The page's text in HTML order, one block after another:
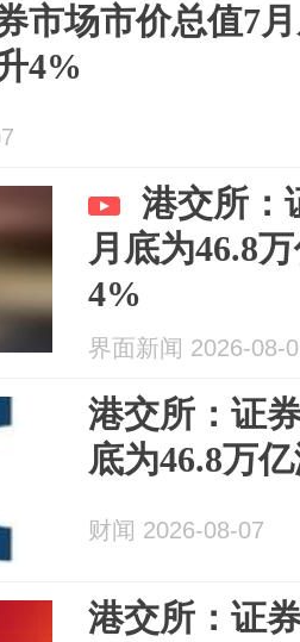
市场市价总值7
4%
港交所：
月底为46.8
4%
界面新闻 2026-08-
港交所：证
底为46.8万
财闻 2026-08-07
港交所：证